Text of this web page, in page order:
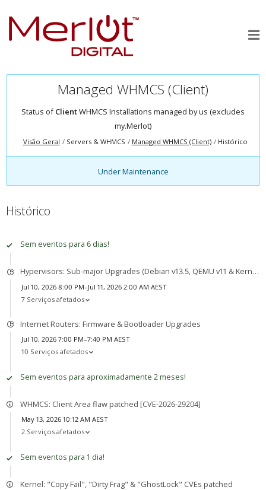
Managed WHMCS (Client)
Status ofClientWHMCS Installations managed by us (excludes
my.Merlot)
Visão Geral Servers & WHMCS Managed WHMCS (Client) Histórico
Under Maintenance
Histórico
Sem eventos para 6 dias!
Hypervisors: Sub-major Upgrades (Debian v13.5, QEMU v11 & Kernel v7)
Jul 10, 2026 8:00 PM–Jul 11, 2026 2:00 AM AEST
7 Serviços afetados
Internet Routers: Firmware & Bootloader Upgrades
Jul 10, 2026 7:00 PM–7:40 PM AEST
10 Serviços afetados
Sem eventos para aproximadamente 2 meses!
WHMCS: Client Area flaw patched [CVE-2026-29204]
May 13, 2026 10:12 AM AEST
2 Serviços afetados
Sem eventos para 1 dia!
Kernel: "Copy Fail", "Dirty Frag" & "GhostLock" CVEs patched